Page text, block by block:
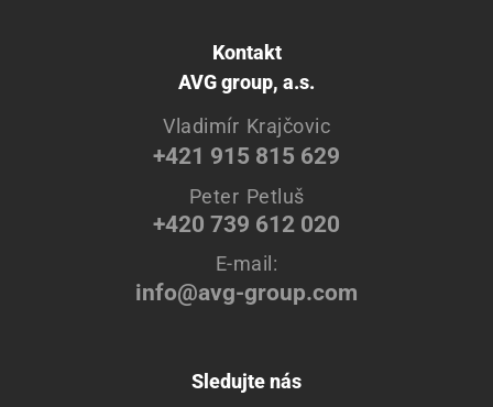
Kontakt
AVG group, a.s.
Vladimír Krajčovic
+421 915 815 629
Peter Petluš
+420 739 612 020
E-mail:
info@avg-group.com
Sledujte nás